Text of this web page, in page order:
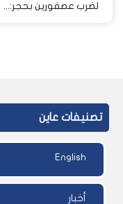
لضرب عصفورين بحجر:...
تصنيفات عاين
English
أخبار